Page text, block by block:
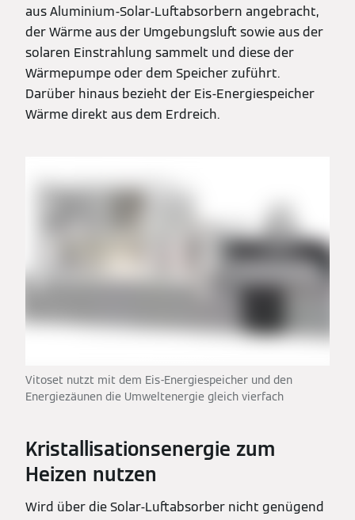
aus Aluminium-Solar-Luftabsorbern angebracht,
der Wärme aus der Umgebungsluft sowie aus der
solaren Einstrahlung sammelt und diese der
Wärmepumpe oder dem Speicher zuführt.
Darüber hinaus bezieht der Eis-Energiespeicher
Wärme direkt aus dem Erdreich.
Vitoset nutzt mit dem Eis-Energiespeicher und den
Energiezäunen die Umweltenergie gleich vierfach
Kristallisationsenergie zum
Heizen nutzen
Wird über die Solar-Luftabsorber nicht genügend